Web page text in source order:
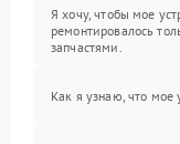
Я хочу, чтобы мое
ремонтировалось
запчастями.
Как я узнаю, что мое